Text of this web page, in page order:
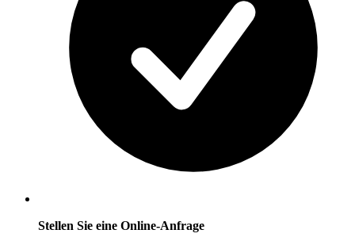
Stellen Sie eine Online-Anfrage